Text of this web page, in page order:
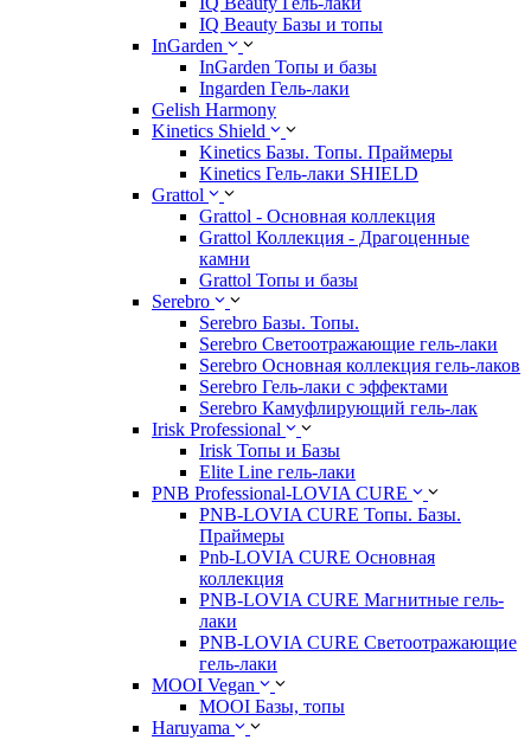
IQ Beauty Базы и топы
InGarden
InGarden Топы и базы
Ingarden Гель-лаки
Gelish Harmony
Kinetics Shield
Kinetics Базы. Топы. Праймеры
Kinetics Гель-лаки SHIELD
Grattol
Grattol - Oснoвнaя коллекция
Grattol Коллекция - Драгоценные
камни
Grattol Топы и базы
Serebro
Serebro Базы. Топы.
Serebro Светоотражающие гель-лаки
Serebro Основная коллекция гель-лаков
Serebro Гель-лаки с эффектами
Serebro Камуфлирующий гель-лак
Irisk Professional
Irisk Топы и Базы
Elite Line гель-лаки
PNB Professional-LOVIA CURE
PNB-LOVIA CURE Топы. Базы.
Праймеры
Pnb-LOVIA CURE Основная
коллекция
PNB-LOVIA CURE Магнитные гель-
лаки
PNB-LOVIA CURE Cветоотражающие
гель-лаки
MOOI Vegan
MOOI Базы, топы
Haruyama